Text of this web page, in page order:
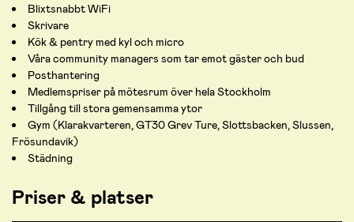
Blixtsnabbt WiFi
Skrivare
Kök & pentry med kyl och micro
Våra community managers som tar emot gäster och bud
Posthantering
Medlemspriser på mötesrum över hela Stockholm
Tillgång till stora gemensamma ytor
Gym (Klarakvarteren, GT30 Grev Ture, Slottsbacken, Slussen,
Frösundavik)
Städning
Priser & platser